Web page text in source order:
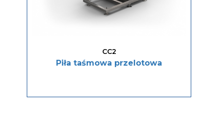
CC2
Piła taśmowa przelotowa